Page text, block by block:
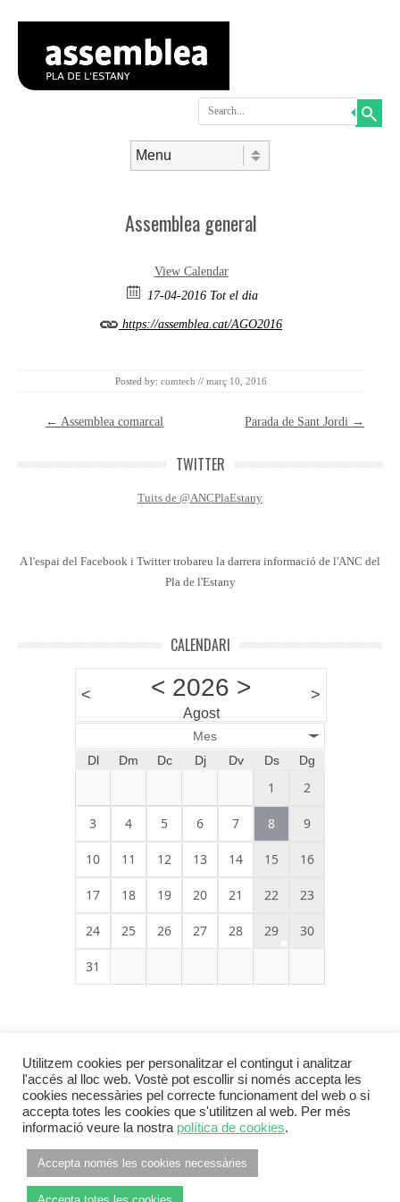
Assemblea general
View Calendar
17-04-2016 Tot el dia
https://assemblea.cat/AGO2016
Posted by: comtech // març 10, 2016
Post navigation
← Assemblea comarcal Parada de Sant Jordi →
TWITTER
Tuits de @ANCPlaEstany
A l'espai del Facebook i Twitter trobareu la darrera informació de l'ANC del
Pla de l'Estany
CALENDARI
< < 2026 >
Agost
>
Mes
Dl
Dm Dc Dj Dv Ds Dg
1 2
3 4 5 6 7 8 9
10 11 12 13 14 15 16
17 18 19 20 21 22 23
24 25 26 27 28 29 30
31
POLÍTICA DE COOKIES
© 2026
Utilitzem cookies per personalitzar el contingut i analitzar
l'accés al lloc web. Vostè pot escollir si només accepta les
cookies necessàries pel correcte funcionament del web o si
accepta totes les cookies que s'utilitzen al web. Per més
informació veure la nostra política de cookies.
Accepta només les cookies necessàries